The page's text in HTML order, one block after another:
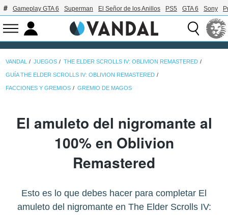
Gameplay GTA 6 Superman El Señor de los Anillos PS5 GTA 6 Sony
VANDAL JUEGOS THE ELDER SCROLLS IV: OBLIVION REMASTERED
GUÍA THE ELDER SCROLLS IV: OBLIVION REMASTERED
FACCIONES Y GREMIOS GREMIO DE MAGOS
El amuleto del nigromante al
100% en Oblivion
Remastered
Esto es lo que debes hacer para completar El
amuleto del nigromante en The Elder Scrolls IV: